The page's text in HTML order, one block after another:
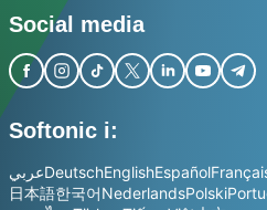
Social media
Softonic i:
عربيDeutschEnglishEspañol
日本語한국어NederlandsPolski